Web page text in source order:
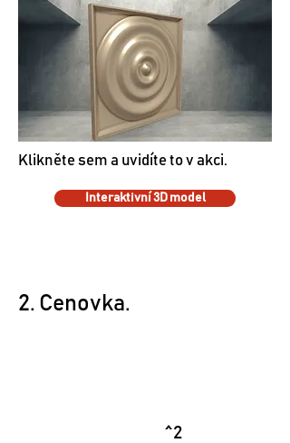
Klikněte sem a uvidíte to v akci.
Interaktivní 3D model
2. Cenovka.
^2